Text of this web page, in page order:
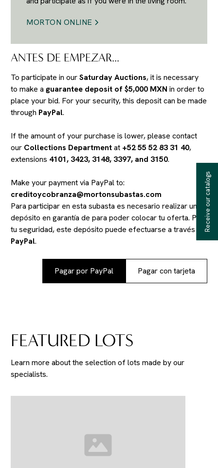
MORTON ONLINE
ANTES DE EMPEZAR...
To participate in ourSaturday Auctions, it is necessary
to make aguarantee deposit of $5,000 MXN in order to
place your bid. For your security, this deposit can be made
through PayPal.
If the amount of your purchase is lower, please contact
our Collections Departmentat +52 55 52 83 31 40,
extensions 4101, 3423, 3148, 3397, and 3150.
Make your payment via PayPal to:
creditoycobranza@mortonsubastas.com
Para participar en esta subasta es necesario realizar un
depósito en garantía depara poder colocar tu oferta. Por
tu seguridad, este depósito puede efectuarse a través de
PayPal.
Pagar por PayPal Pagar con tarjeta
FEATURED LOTS
Learn more about the selection of lots made by our
specialists.
Receive our catalogs